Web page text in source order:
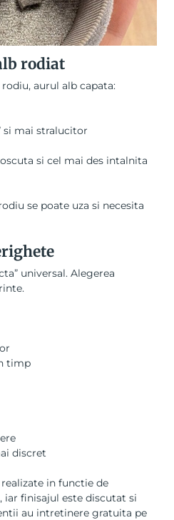
rodiat
aurul alb capata:
si mai stralucitor
si cel mai des intalnita
se poate uza si necesita
universal. Alegerea
timp
discret
in functie de
finisajul este discutat si
au intretinere gratuita pe